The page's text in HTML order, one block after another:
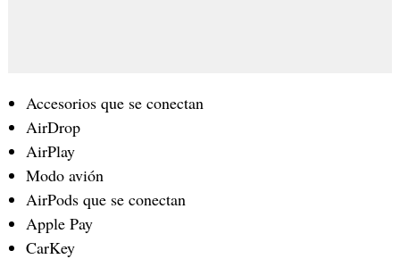
Accesorios que se conectan
AirDrop
AirPlay
Modo avión
AirPods que se conectan
Apple Pay
CarKey